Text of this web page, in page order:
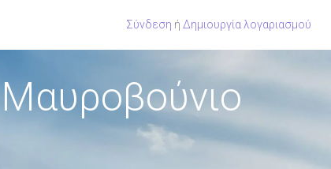
Σύνδεση ή Δημιουργία λογαριασμού